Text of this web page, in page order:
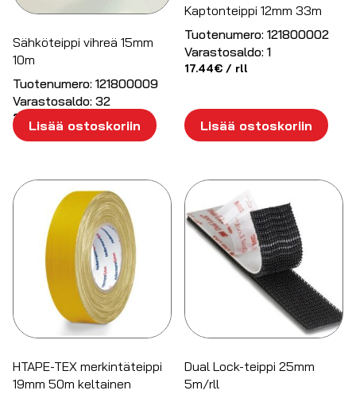
Sähköteippi vihreä 15mm
10m
Tuotenumero: 121800009
Varastosaldo: 32
2.54
Lisää ostoskoriin
Kaptonteippi 12mm 33m
Tuotenumero: 121800002
Varastosaldo: 1
17.44€ / rll
Lisää ostoskoriin
HTAPE-TEX merkintäteippi
19mm 50m keltainen
Dual Lock-teippi 25mm
5m/rll